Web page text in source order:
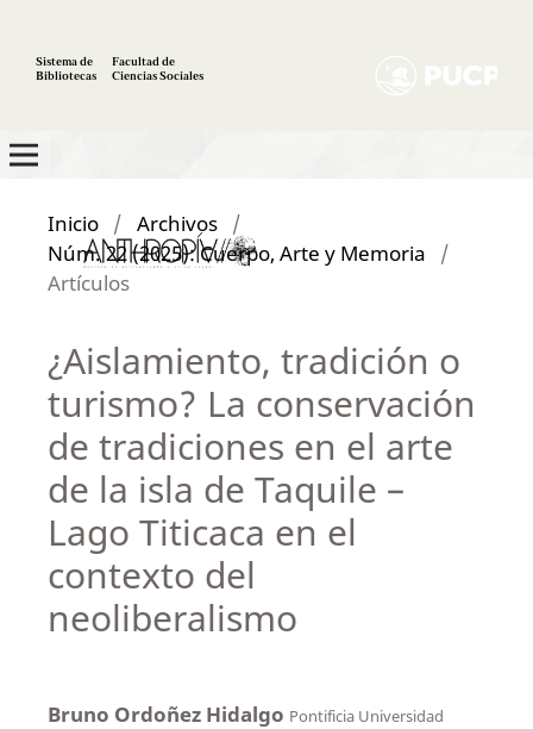
Sistema de
Bibliotecas
Facultad de
Ciencias Sociales
Inicio / Archivos /
Núm. 22 (2025): Cuerpo, Arte y Memoria
/
Artículos
¿Aislamiento, tradición o
turismo? La conservación
de tradiciones en el arte
de la isla de Taquile –
Lago Titicaca en el
contexto del
neoliberalismo
Bruno Ordoñez Hidalgo Pontificia Universidad